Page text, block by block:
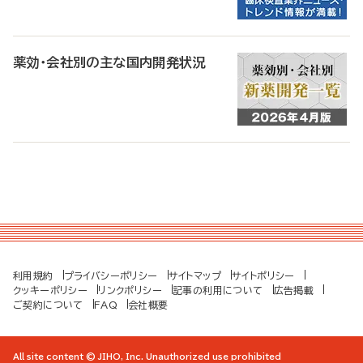
薬効・会社別の主な国内開発状況
利用規約 プライバシーポリシー サイトマップ
サイトポリシー
クッキーポリシー
リンクポリシー 記事の利用について
広告掲載
ご契約について
FAQ 会社概要
All site content © JIHO, Inc. Unauthorized use prohibited